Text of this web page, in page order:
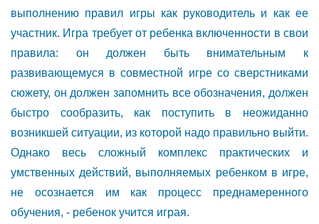
выполнению правил игры как руководитель и как ее
участник. Игра требует от ребенка включенности в свои
правила: он должен быть внимательным к
развивающемуся в совместной игре со сверстниками
сюжету, он должен запомнить все обозначения, должен
быстро сообразить, как поступить в неожиданно
возникшей ситуации, из которой надо правильно выйти.
Однако весь сложный комплекс практических и
умственных действий, выполняемых ребенком в игре,
не осознается им как процесс преднамеренного
обучения, - ребенок учится играя.